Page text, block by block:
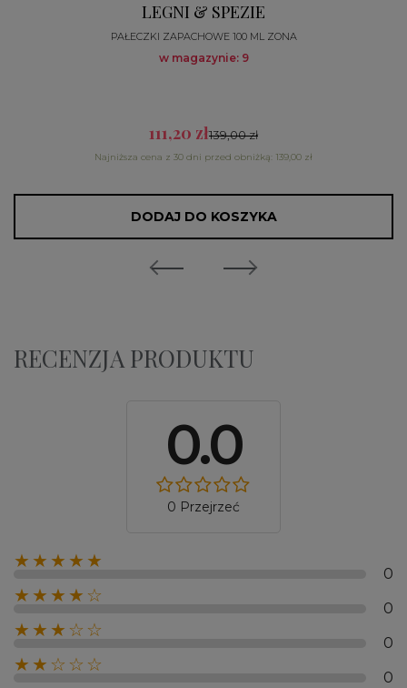
LEGNI & SPEZIE
PAŁECZKI ZAPACHOWE 100 ML ZONA
w magazynie: 9
111,20 zł139,00 zł
Najniższa cena z 30 dni przed obniżką: 139,00 zł
DODAJ DO KOSZYKA
RECENZJA PRODUKTU
0.0
0 Przejrzeć
★★★★★
0
★★★★☆
0
★★★☆☆
0
★★☆☆☆
0